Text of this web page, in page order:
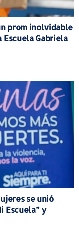
prom inolvidable
Gabriela
se unió
Escuela” y